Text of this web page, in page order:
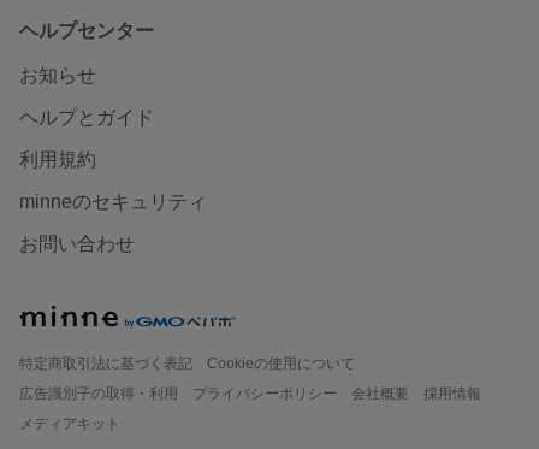
ヘルプセンター
お知らせ
ヘルプとガイド
利用規約
minneのセキュリティ
お問い合わせ
特定商取引法に基づく表記
Cookieの使用について
広告識別子の取得・利用
プライバシーポリシー 会社概要
採用情報
メディアキット